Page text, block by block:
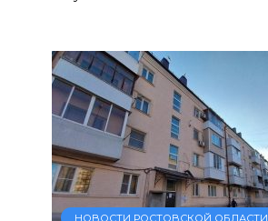
НОВОСТИ РОСТОВСКОЙ ОБЛАСТИ